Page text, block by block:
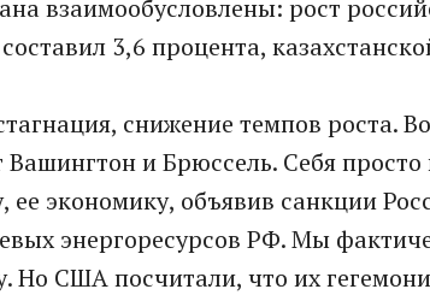
взаимообусловлены: рост
3,6 процента,
снижение темпов роста.
и Брюссель. Себя просто
экономику, объявив санкции
энергоресурсов РФ. Мы
Но США посчитали, что их